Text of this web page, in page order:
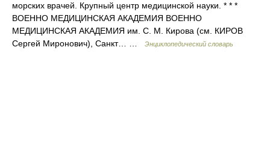
морских врачей. Крупный центр медицинской науки. * * *
ВОЕННО МЕДИЦИНСКАЯ АКАДЕМИЯ ВОЕННО
МЕДИЦИНСКАЯ АКАДЕМИЯ им. С. М. Кирова (см. КИРОВ
Сергей Миронович), Санкт… …
Энциклопедический словарь